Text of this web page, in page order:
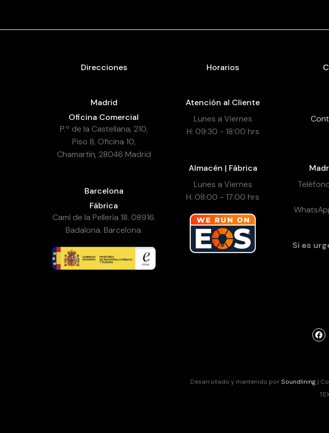
Direcciones
Madrid
Oficina Comercial
P.º de la Castellana, 210,
Piso 8, Oficina 10,
Chamartín, 28046 Madrid
Barcelona
Fábrica
Camí de la Pellería 18. 08916.
Badalona. Barcelona.
Horarios
Atención al Cliente
Lunes a Viernes
H: 09:30 - 18:00 hrs
Almacén | Fábrica
Lunes a Viernes
H: 08:00 - 17:00 hrs
Si es
Desarrollado y mantenido porSoundlining |